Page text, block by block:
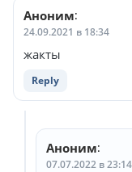
комментариям
Аноним:
24.09.2021 в 18:34
жакты
Reply
Аноним:
07.07.2022 в 23:14